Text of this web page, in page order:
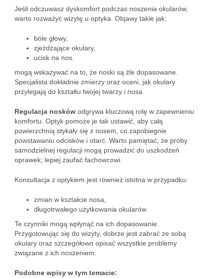
Jeśli odczuwasz dyskomfort podczas noszenia okularów,
warto rozważyć wizytę u optyka. Objawy takie jak:
bóle głowy,
zjeżdżające okulary,
ucisk na nos.
mogą wskazywać na to, że noski są źle dopasowane.
Specjalista dokładnie zmierzy oraz oceni, jak okulary
przylegają do kształtu twojej twarzy i nosa.
Regulacja nosków odgrywa kluczową rolę w zapewnieniu
komfortu. Optyk pomoże je tak ustawić, aby całą
powierzchnią stykały się z nosem, co zapobiegnie
powstawaniu odcisków i otarć. Warto pamiętać, że próby
samodzielnej regulacji mogą prowadzić do uszkodzeń
oprawek; lepiej zaufać fachowcowi.
Konsultacja z optykiem jest również istotna w przypadku:
zmian w kształcie nosa,
długotrwałego użytkowania okularów.
Te czynniki mogą wpłynąć na ich dopasowanie.
Przygotowując się do wizyty, dobrze jest zabrać ze sobą
okulary oraz szczegółowo opisać wszystkie problemy
związane z ich noszeniem.
Podobne wpisy w tym temacie: